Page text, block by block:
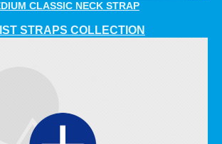
CLASSIC NECK STRAP
STRAPS COLLECTION